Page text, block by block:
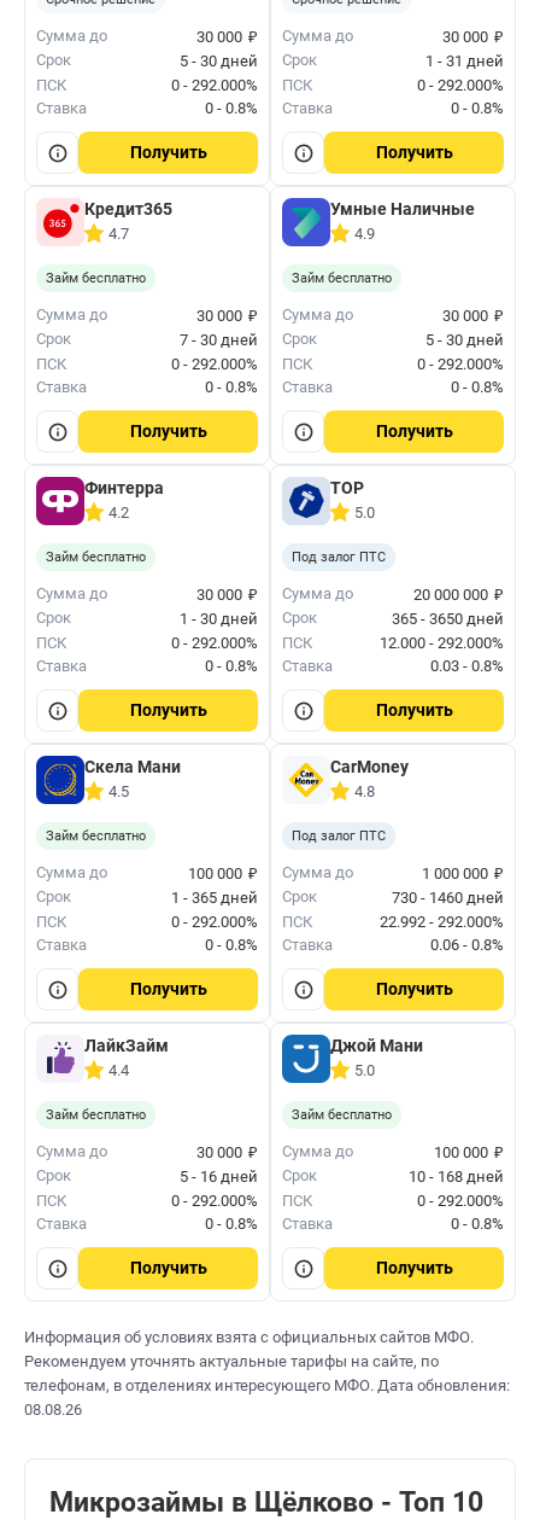
Сумма до 30 000 ₽
Срок
5 - 30 дней
ПСК
0 - 292.000%
Ставка
0 - 0.8%
Получить
Сумма до 30 000 ₽
Срок
1 - 31 дней
ПСК
0 - 292.000%
Ставка
0 - 0.8%
Получить
Кредит365
4.7
Займ бесплатно
Сумма до 30 000 ₽
Срок
7 - 30 дней
ПСК
0 - 292.000%
Ставка
0 - 0.8%
Получить
Умные Наличные
4.9
Займ бесплатно
Сумма до 30 000 ₽
Срок
5 - 30 дней
ПСК
0 - 292.000%
Ставка
0 - 0.8%
Получить
Финтерра
4.2
Займ бесплатно
Сумма до 30 000 ₽
Срок
1 - 30 дней
ПСК
0 - 292.000%
Ставка
0 - 0.8%
Получить
ТОР
5.0
Под залог ПТС
Сумма до 20 000 000 ₽
Срок
365 - 3650 дней
ПСК
12.000 - 292.000%
Ставка
0.03 - 0.8%
Получить
Скела Мани
4.5
Займ бесплатно
Сумма до 100 000 ₽
Срок
1 - 365 дней
ПСК
0 - 292.000%
Ставка
0 - 0.8%
Получить
CarMoney
4.8
Под залог ПТС
Сумма до 1 000 000 ₽
Срок
730 - 1460 дней
ПСК
22.992 - 292.000%
Ставка
0.06 - 0.8%
Получить
ЛайкЗайм
4.4
Займ бесплатно
Сумма до 30 000 ₽
Срок
5 - 16 дней
ПСК
0 - 292.000%
Ставка
0 - 0.8%
Получить
Джой Мани
5.0
Займ бесплатно
Сумма до 100 000 ₽
Срок
10 - 168 дней
ПСК
0 - 292.000%
Ставка
0 - 0.8%
Получить
Информация об условиях взята с официальных сайтов МФО.
Рекомендуем уточнять актуальные тарифы на сайте, по
телефонам, в отделениях интересующего МФО. Дата обновления:
08.08.26
Микрозаймы в Щёлково - Топ 10